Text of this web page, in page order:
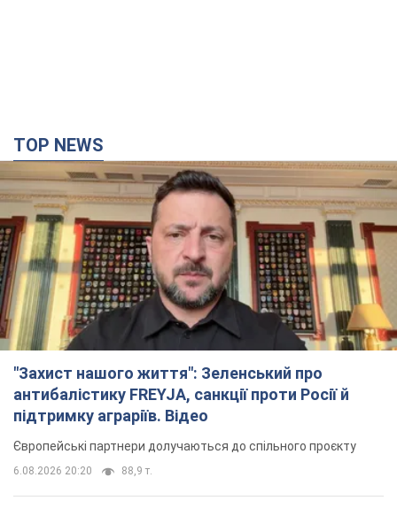
TOP NEWS
"Захист нашого життя": Зеленський про
антибалістику FREYJA, санкції проти Росії й
підтримку аграріїв. Відео
Європейські партнери долучаються до спільного проєкту
6.08.2026 20:20 88,9 т.